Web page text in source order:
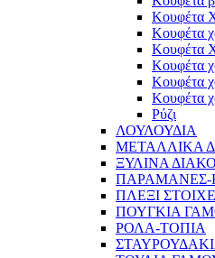
Κουφέτα
Κουφέτα
Κουφέτα
Κουφέτα
Κουφέτα
Κουφέτα
Ρύζι
ΛΟΥΛΟΥΔΙΑ
ΜΕΤΑΛΛΙΚΑ
ΞΥΛΙΝΑ
ΠΑΡΑΜΑΝΕΣ-
ΠΛΕΞΙ
ΠΟΥΓΚΙΑ
ΡΟΛΑ-ΤΟΠΙΑ